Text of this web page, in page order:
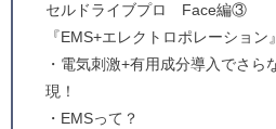
セルドライブプロ Face編③
『EMS+エレクトロポレーション』
・電気刺激+有用成分導入でさら
現！
・EMSって？